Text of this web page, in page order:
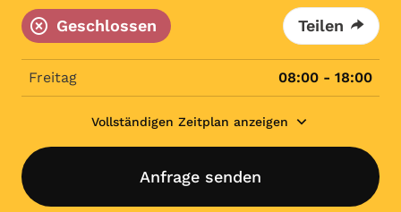
Geschlossen Teilen
Freitag 08:00 - 18:00
Vollständigen Zeitplan anzeigen
Anfrage senden